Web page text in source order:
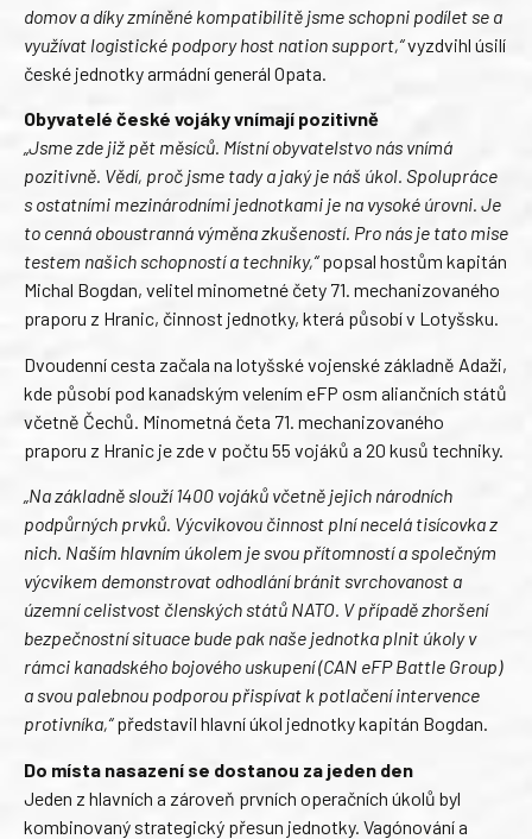
domov a díky zmíněné kompatibilitě jsme schopni podílet se a
využívat logistické podpory host nation support,“vyzdvihl úsilí
české jednotky armádní generál Opata.
Obyvatelé české vojáky vnímají pozitivně
„Jsme zde již pět měsíců. Místní obyvatelstvo nás vnímá
pozitivně. Vědí, proč jsme tady a jaký je náš úkol. Spolupráce
s ostatními mezinárodními jednotkami je na vysoké úrovni. Je
to cenná oboustranná výměna zkušeností. Pro nás je tato mise
testem našich schopností a techniky,“popsal hostům kapitán
Michal Bogdan, velitel minometné čety 71. mechanizovaného
praporu z Hranic, činnost jednotky, která působí v Lotyšsku.
Dvoudenní cesta začala na lotyšské vojenské základně Adaži,
kde působí pod kanadským velením eFP osm aliančních států
včetně Čechů. Minometná četa 71. mechanizovaného
praporu z Hranic je zde v počtu 55 vojáků a 20 kusů techniky.
„Na základně slouží 1400 vojáků včetně jejich národních
podpůrných prvků. Výcvikovou činnost plní necelá tisícovka z
nich. Naším hlavním úkolem je svou přítomností a společným
výcvikem demonstrovat odhodlání bránit svrchovanost a
územní celistvost členských států NATO. V případě zhoršení
bezpečnostní situace bude pak naše jednotka plnit úkoly v
rámci kanadského bojového uskupení (CAN eFP Battle Group)
a svou palebnou podporou přispívat k potlačení intervence
protivníka,“představil hlavní úkol jednotky kapitán Bogdan.
Do místa nasazení se dostanou za jeden den
Jeden z hlavních a zároveň prvních operačních úkolů byl
kombinovaný strategický přesun jednotky. Vagónování a